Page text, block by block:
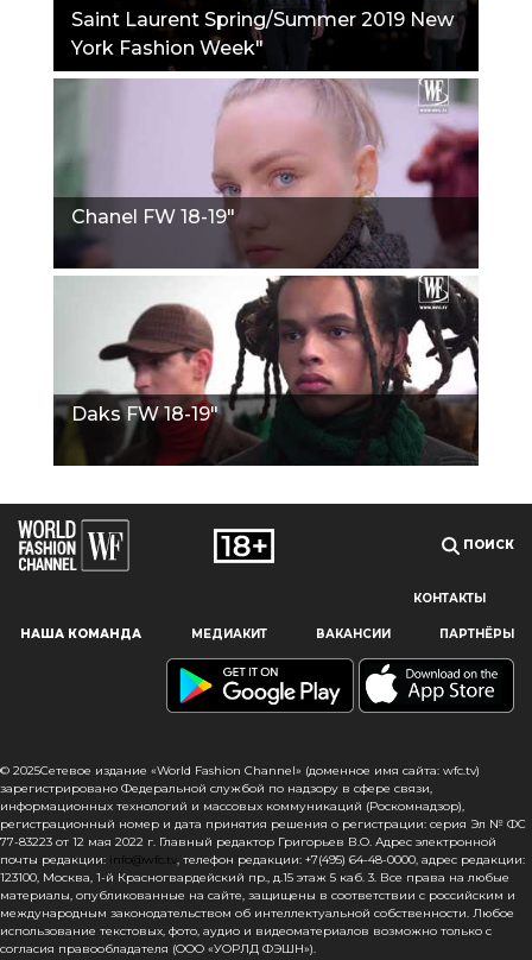
Наш сайт использует файлы cookie и похожие технологии,
пользователям, предоставляя персонализированную
информацию, запоминая предпочтения в области
сайта, вы подтверждаете свое согласие на использование
файлов cookie в соответствии с настоящим уведомлением
в отношении данного типа файлов. Если вы не согласны
с тем, чтобы мы использовали данный тип файлов,
то вы должны соответствующим образом установить
настройки вашего браузера или не использовать сайт wfc.tv
Saint Laurent Spring/Summer 2019 New
York Fashion Week"
Chanel FW 18-19"
Daks FW 18-19"
ПОИСК
КОНТАКТЫ
НАША КОМАНДА МЕДИАКИТ ВАКАНСИИ ПАРТНЁРЫ
© 2025Сетевое издание «World Fashion Channel» (доменное имя сайта: wfc.tv)
зарегистрировано Федеральной службой по надзору в сфере связи,
информационных технологий и массовых коммуникаций (Роскомнадзор),
регистрационный номер и дата принятия решения о регистрации: серия Эл № ФС
77-83223 от 12 мая 2022 г. Главный редактор Григорьев В.О. Адрес электронной
почты редакции: info@wfc.tv, телефон редакции: +7(495) 64-48-0000, адрес редакции:
123100, Москва, 1-й Красногвардейский пр., д.15 этаж 5 каб. 3. Все права на любые
материалы, опубликованные на сайте, защищены в соответствии с российским и
международным законодательством об интеллектуальной собственности. Любое
использование текстовых, фото, аудио и видеоматериалов возможно только с
согласия правообладателя (ООО «УОРЛД ФЭШН»).